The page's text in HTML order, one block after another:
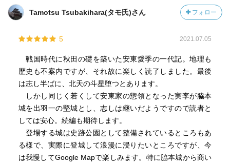
Tamotsu Tsubakihara(タモ氏)さん フォロー
5 2021.07.05
戦国時代に秋田の礎を築いた安東愛季の一代記。地理も
歴史も不案内ですが、それ故に楽しく読了しました。最後
は志し半ばに、北天の斗星堕つとあります。
しかし同じく若くして安東家の惣領となった実李が脇本
城を出羽一の堅城とし、志しは継いだようですので読者と
しては安心。続編も期待します。
登場する城は史跡公園として整備されているところもあ
る様で、実際に登城して浪漫に浸りたいところですが、今
は我慢してGoogle Mapで楽しみます。特に脇本城から商い